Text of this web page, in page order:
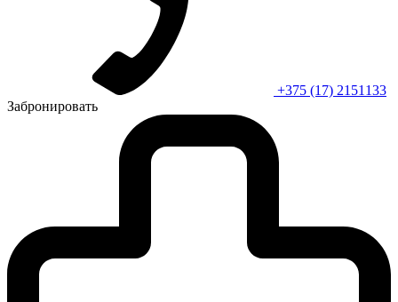
+375 (17) 2151133
Забронировать